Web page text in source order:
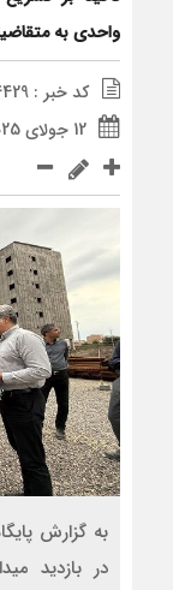
واحدی به
کد خبر : 4429
12 جولای 2025 - 12:55
به گزارش
در بازدید